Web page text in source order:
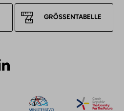
GRÖSSENTABELLE